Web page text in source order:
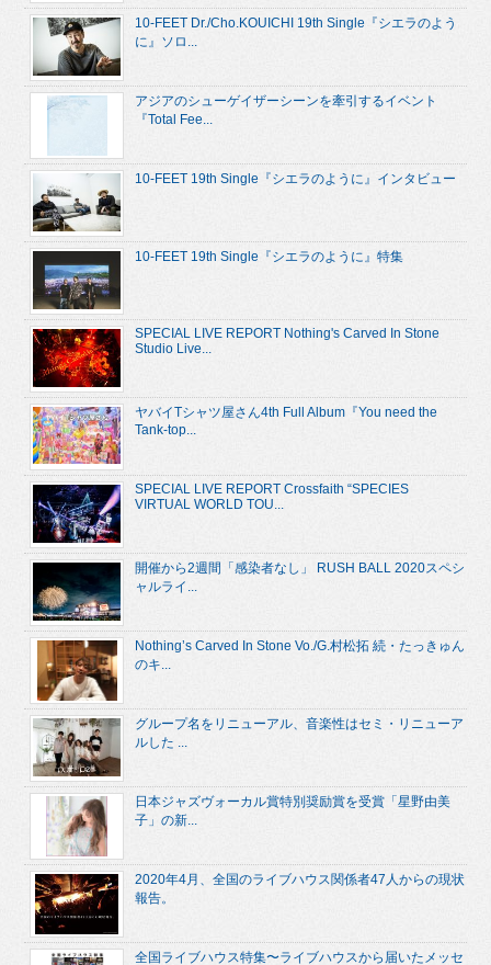
10-FEET Dr./Cho.KOUICHI 19th Single『シエラのよう
に』ソロ...
アジアのシューゲイザーシーンを牽引するイベント
『Total Fee...
10-FEET 19th Single『シエラのように』インタビュー
10-FEET 19th Single『シエラのように』特集
SPECIAL LIVE REPORT Nothing's Carved In Stone
Studio Live...
ヤバイTシャツ屋さん4th Full Album『You need the
Tank-top...
SPECIAL LIVE REPORT Crossfaith “SPECIES
VIRTUAL WORLD TOU...
開催から2週間「感染者なし」 RUSH BALL 2020スペシ
ャルライ...
Nothing’s Carved In Stone Vo./G.村松拓 続・たっきゅん
のキ...
グループ名をリニューアル、音楽性はセミ・リニューア
ルした ...
日本ジャズヴォーカル賞特別奨励賞を受賞「星野由美
子」の新...
2020年4月、全国のライブハウス関係者47人からの現状
報告。
全国ライブハウス特集〜ライブハウスから届いたメッセ